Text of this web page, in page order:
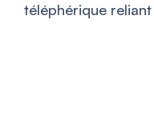
téléphérique reliant